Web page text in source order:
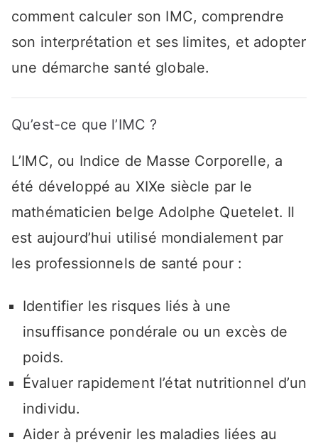
comment calculer son IMC, comprendre
son interprétation et ses limites, et adopter
une démarche santé globale.
Qu’est-ce que l’IMC ?
L’IMC, ou Indice de Masse Corporelle, a
été développé au XIXe siècle par le
mathématicien belge Adolphe Quetelet. Il
est aujourd’hui utilisé mondialement par
les professionnels de santé pour :
Identifier les risques liés à une
insuffisance pondérale ou un excès de
poids.
Évaluer rapidement l’état nutritionnel d’un
individu.
Aider à prévenir les maladies liées au